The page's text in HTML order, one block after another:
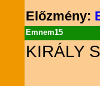
Előzmény:
Emnem15
KIRÁLY